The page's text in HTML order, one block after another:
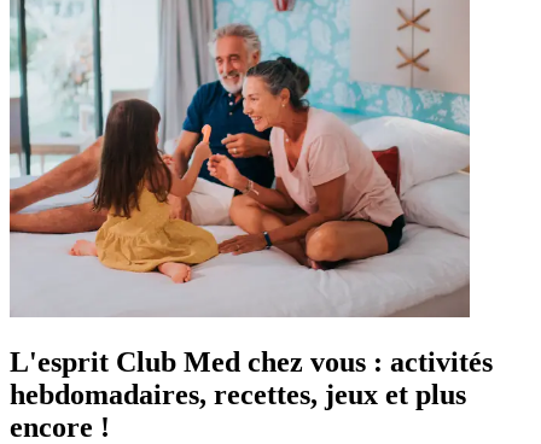
L'esprit Club Med chez vous : activités
hebdomadaires, recettes, jeux et plus
encore !